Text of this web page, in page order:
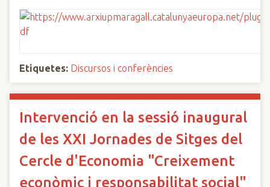
Etiquetes: Discursos i conferències
Intervenció en la sessió inaugural
de les XXI Jornades de Sitges del
Cercle d'Economia "Creixement
econòmic i responsabilitat social"